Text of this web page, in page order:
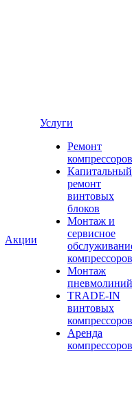
Акции
Услуги
Ремонт
компрессоров
Капитальный
ремонт
винтовых
блоков
Монтаж и
сервисное
компрессоров
Монтаж
пневмолиний
TRADE-IN
винтовых
компрессоров
Аренда
компрессоров